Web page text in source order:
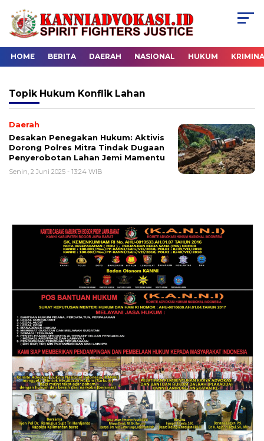
HOME BERITA DAERAH NASIONAL HUKUM
Topik Hukum Konflik Lahan
Daerah
Desakan Penegakan Hukum: Aktivis
Dorong Polres Mitra Tindak Dugaan
Penyerobotan Lahan Jemi Mamentu
Senin, 2 Juni 2025 - 13:24 WIB